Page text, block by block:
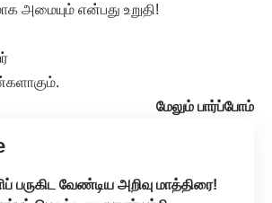
அமையும் என்பது உறுதி!
மேலும் பார்ப்போம்
பருகிட வேண்டிய அறிவு மாத்திரை!